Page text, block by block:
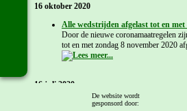
16 oktober 2020
Alle wedstrijden afgelast tot en met
Door de nieuwe coronamaatregelen
tot en met zondag 8 november 2020
16 juli 2020
KNVB: 'Speeldagenkalender 2020/
De website wordt
gesponsord door: